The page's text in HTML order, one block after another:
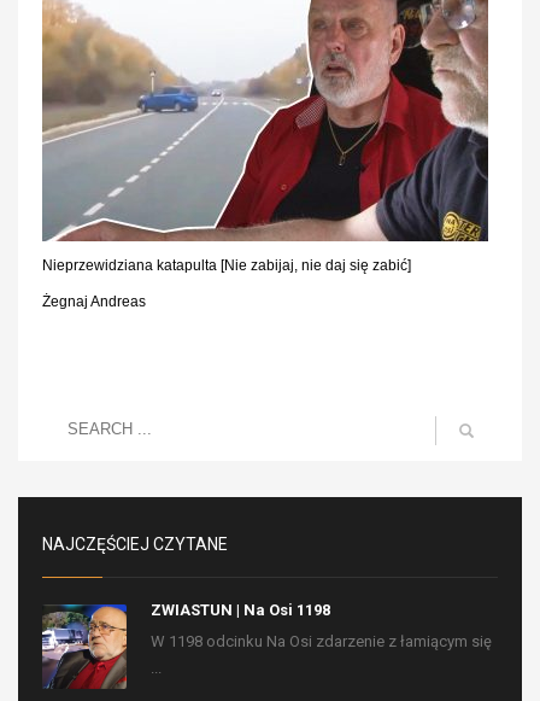
Nieprzewidziana katapulta [Nie zabijaj, nie daj się zabić]
Żegnaj Andreas
NAJCZĘŚCIEJ CZYTANE
ZWIASTUN | Na Osi 1198
W 1198 odcinku Na Osi zdarzenie z łamiącym się